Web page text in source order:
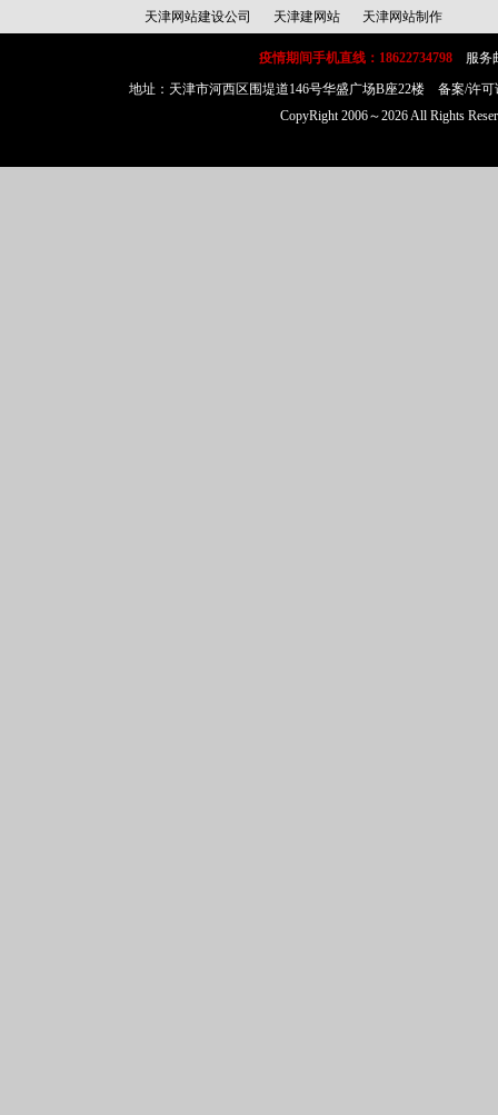
天津网站建设公司 天津建网站 天津网站制作
疫情期间手机直线：18622734798 服务
地址：天津市河西区围堤道146号华盛广场B座22楼 备案/许
CopyRight 2006～2026 All Rights